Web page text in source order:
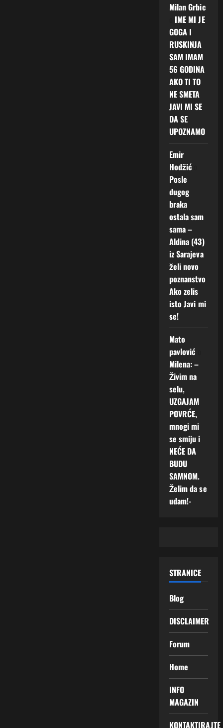
Milan Grbic
IME MI JE
GOGA I
RUSKINJA
SAM IMAM
56 GODINA
AKO TI TO
NE SMETA
JAVI MI SE
DA SE
UPOZNAMO
Emir
Hodžić
Posle
dugog
braka
ostala sam
sama –
Aldina (43)
iz Sarajeva
želi novo
poznanstvo
Ako zelis
isto Javi mi
se!
Mato
pavlović
Milena: –
Živim na
selu,
UZGAJAM
POVRĆE,
mnogi mi
se smiju i
NEĆE DA
BUDU
SAMNOM.
Želim da se
udam!-
STRANICE
Blog
DISCLAIMER
Forum
Home
INFO
MAGAZIN
KONTAKTIRAJTE